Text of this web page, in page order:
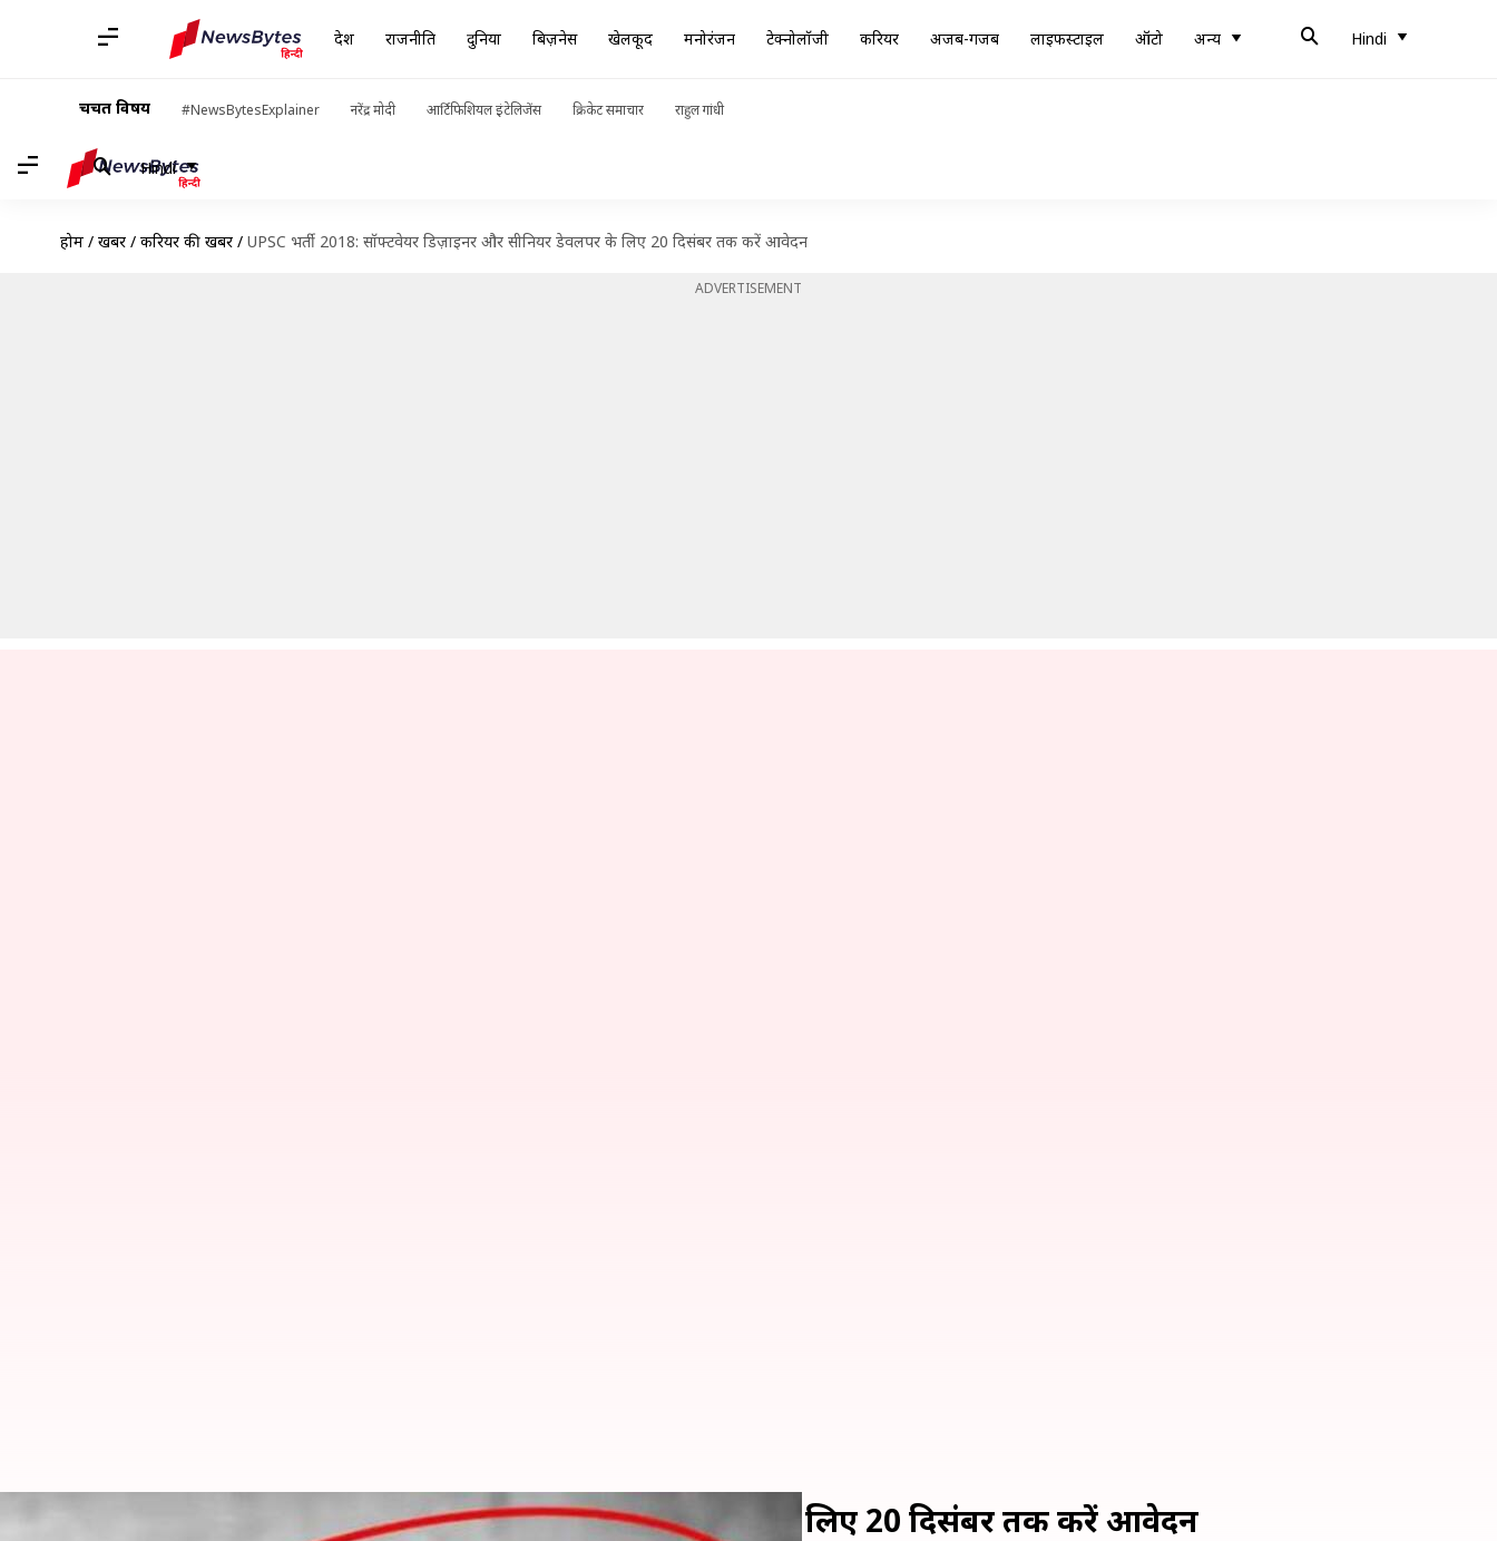
देश राजनीति दुनिया बिज़नेस खेलकूद मनोरंजन टेक्नोलॉजी करियर अजब-गजब लाइफस्टाइल ऑटो अन्य Hindi
चर्चित विषय #NewsBytesExplainer नरेंद्र मोदी आर्टिफिशियल इंटेलिजेंस क्रिकेट समाचार राहुल गांधी
Hindi
होम / खबरें / करियर की खबरें / UPSC भर्ती 2018: सॉफ्टवेयर डिज़ाइनर और सीनियर डेवलपर के लिए 20 दिसंबर तक करें आवेदन
ADVERTISEMENT
UPSC भर्ती 2018: सॉफ्टवेयर डिज़ाइनर और सीनियर डेवलपर के लिए 20 दिसंबर तक करें आवेदन